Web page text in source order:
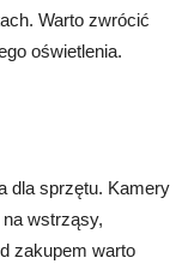
Warto zwrócić
oświetlenia.
dla sprzętu. Kamery
wstrząsy,
zakupem warto